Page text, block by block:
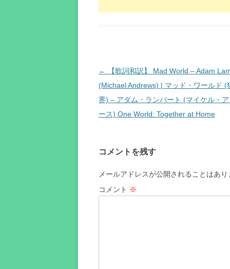
投
稿
ナ
ビ
シ
ョ
ン
←
【歌詞和訳】 Mad World – Adam
(Michael Andrews) | マッド・ワールド (
界) – アダム・ランバート (マイケル・
ース) One World: Together at Home
コメントを残す
メールアドレスが公開されることはあ
コメント ※